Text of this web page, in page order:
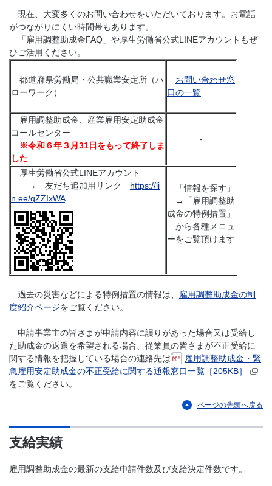
現在、大変多くのお問い合わせをいただいております。お電話
がつながりにくい時間帯もあります。
「雇用調整助成金FAQ」や厚生労働省公式LINEアカウントもぜ
ひご活用ください。
都道府県労働局・公共職業安定所（ハ
ローワーク）
お問い合わせ窓
口の一覧
雇用調整助成金、産業雇用安定助成金
コールセンター
※令和６年３月31日をもって終了しま
した
-
厚生労働省公式LINEアカウント
→ 友だち追加用リンク https://li
n.ee/qZZIxWA
「情報を探す」
→「雇用調整助
成金の特例措置」
から各種メニュ
ーをご覧頂けます
過去の災害などによる特例措置の情報は、 雇用調整助成金の制
度紹介ページをご覧ください。
申請事業主の皆さまが申請内容に誤りがあった場合又は受給し
た助成金の返還を希望される場合、従業員の皆さまが不正受給に
関する情報を把握している場合の連絡先は
雇用調整助成金・緊
急雇用安定助成金の不正受給に関する通報窓口一覧［205KB］
をご覧ください。
ページの先頭へ戻る
支給実績
雇用調整助成金の最新の支給申請件数及び支給決定件数です。